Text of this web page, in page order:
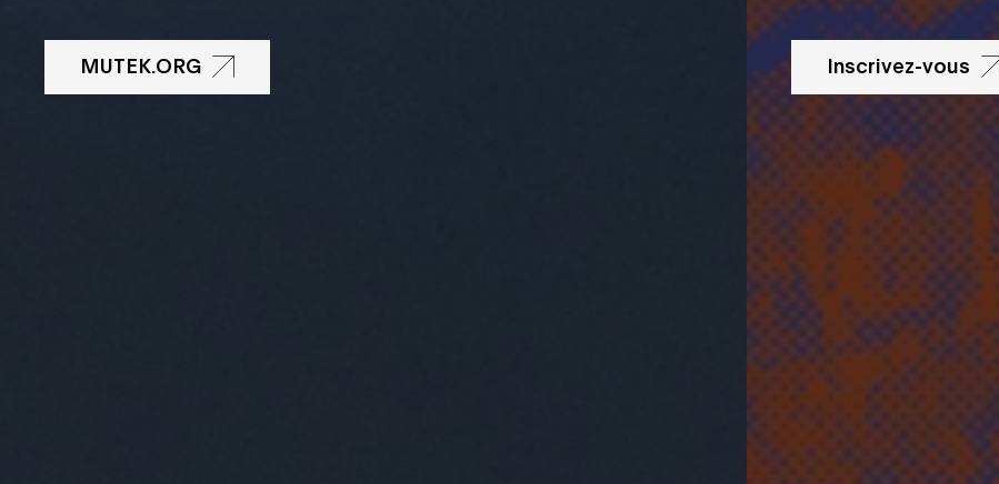
MUTEK.ORG Inscrivez-vous